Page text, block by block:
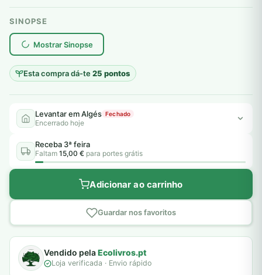
era:
7,00 €.
é:
5,00 €.
SINOPSE
Mostrar Sinopse
Esta compra dá-te25 pontos
plantar árvores reais
Levantar em Algés Fechado
Encerrado hoje
Receba 3ª feira
Faltam 15,00 € para portes grátis
Adicionar ao carrinho
Guardar nos favoritos
Vendido pelaEcolivros.pt
Loja verificada · Envio rápido